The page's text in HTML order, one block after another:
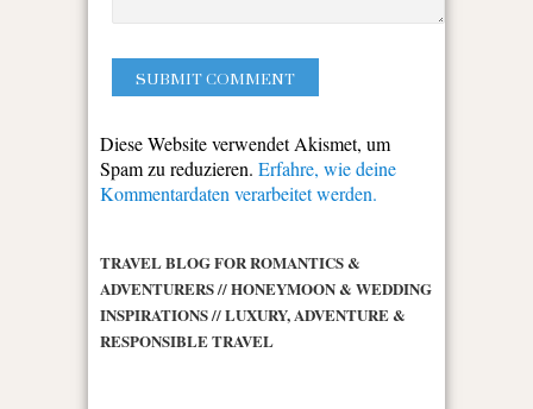
Diese Website verwendet Akismet, um
Spam zu reduzieren. Erfahre, wie deine
Kommentardaten verarbeitet werden.
TRAVEL BLOG FOR ROMANTICS &
ADVENTURERS // HONEYMOON & WEDDING
INSPIRATIONS // LUXURY, ADVENTURE &
RESPONSIBLE TRAVEL